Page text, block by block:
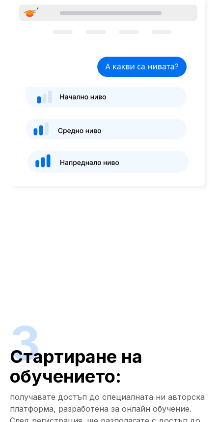
3
Стартиране на
обучението:
получавате достъп до специалната ни авторска
платформа, разработена за онлайн обучение.